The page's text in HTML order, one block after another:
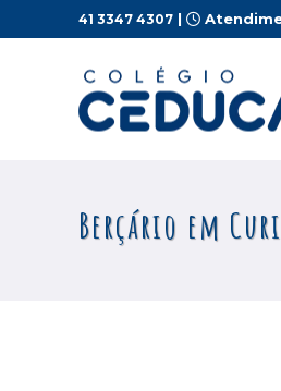
41 3347 4307 |
Berçário em